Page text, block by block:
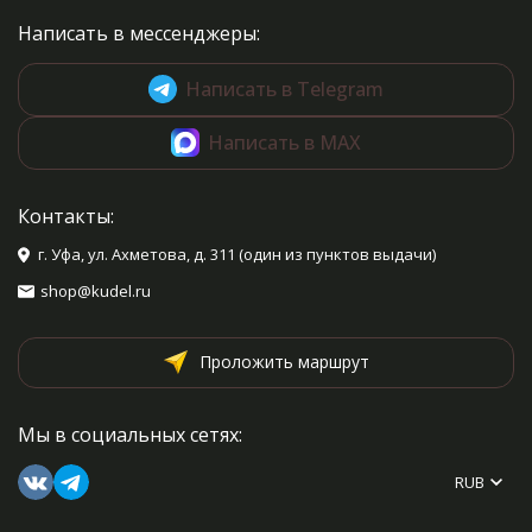
Написать в мессенджеры:
Написать в Telegram
Написать в MAX
Контакты:
г. Уфа, ул. Ахметова, д. 311 (один из пунктов выдачи)
shop@kudel.ru
Проложить маршрут
Мы в социальных сетях:
RUB